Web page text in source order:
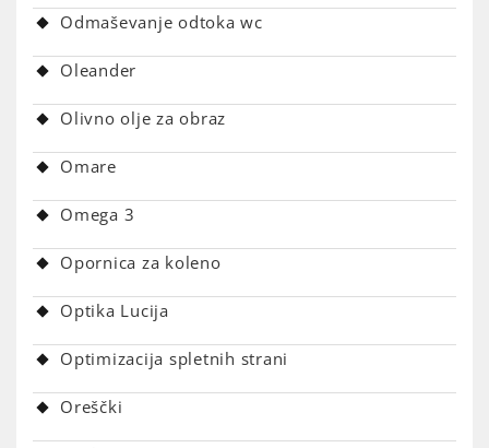
Odmaševanje odtoka wc
Oleander
Olivno olje za obraz
Omare
Omega 3
Opornica za koleno
Optika Lucija
Optimizacija spletnih strani
Oreščki